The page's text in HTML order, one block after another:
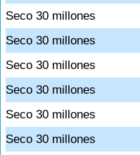
Seco 30 millones
Seco 30 millones
Seco 30 millones
Seco 30 millones
Seco 30 millones
Seco 30 millones